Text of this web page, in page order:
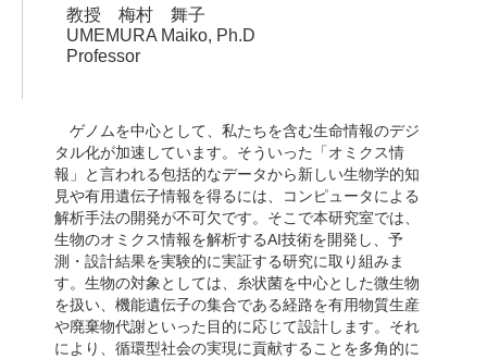
教授 梅村 舞子
UMEMURA Maiko, Ph.D
Professor
ゲノムを中心として、私たちを含む生命情報のデジ
タル化が加速しています。そういった「オミクス情
報」と言われる包括的なデータから新しい生物学的知
見や有用遺伝子情報を得るには、コンピュータによる
解析手法の開発が不可欠です。そこで本研究室では、
生物のオミクス情報を解析するAI技術を開発し、予
測・設計結果を実験的に実証する研究に取り組みま
す。生物の対象としては、糸状菌を中心とした微生物
を扱い、機能遺伝子の集合である経路を有用物質生産
や廃棄物代謝といった目的に応じて設計します。それ
により、循環型社会の実現に貢献することを多角的に